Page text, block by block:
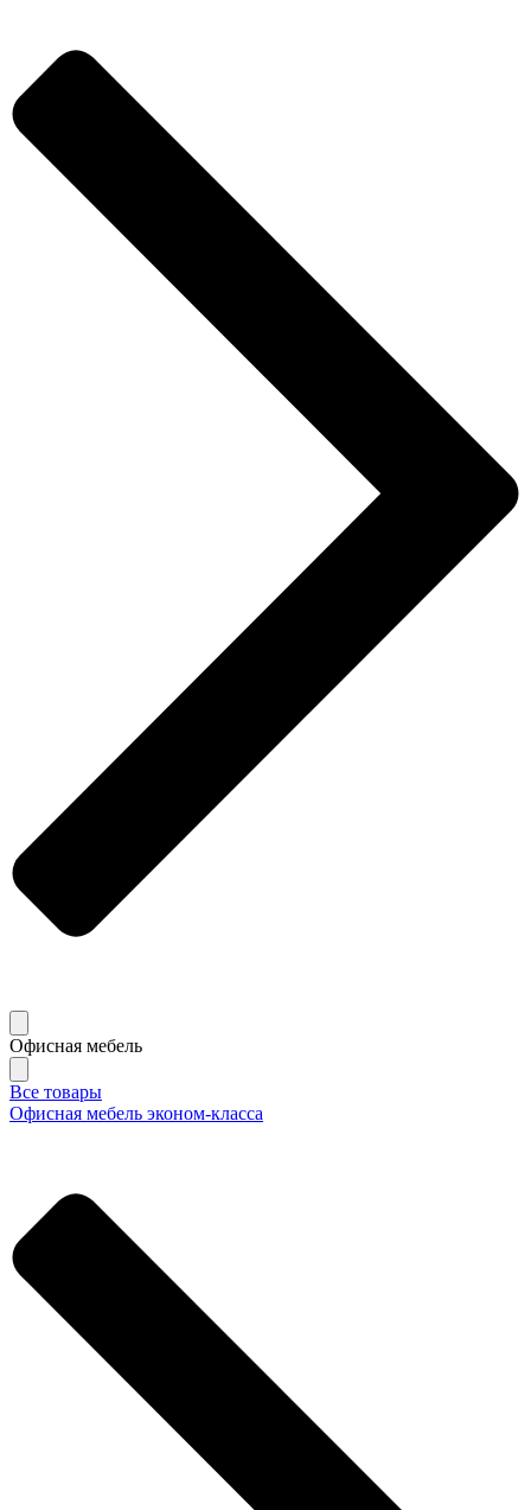
Офисная мебель
Все товары
Офисная мебель эконом-класса